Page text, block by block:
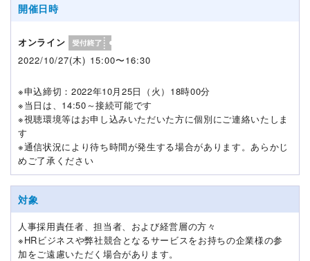
開催日時
オンライン
2022/10/27(木) 15:00〜16:30
※申込締切：2022年10月25日（火）18時00分
※当日は、14:50～接続可能です
※視聴環境等はお申し込みいただいた方に個別にご連絡いたしま
す
※通信状況により待ち時間が発生する場合があります。あらかじ
めご了承ください
対象
人事採用責任者、担当者、および経営層の方々
※HRビジネスや弊社競合となるサービスをお持ちの企業様の参
加をご遠慮いただく場合があります。